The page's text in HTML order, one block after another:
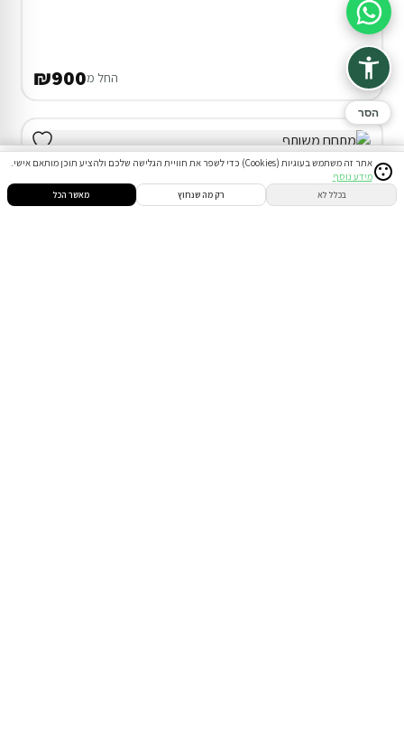
הזמנות הודעות התחבר
החל מ₪900
אתר זה משתמש בעוגיות (Cookies) כדי לשפר את חוויית הגלישה שלכם ולהציע תוכן מותאם אישי.
מידע נוסף
בכלל לא רק מה שנחוץ מאשר הכל
סיוע בהזמנה
הסר